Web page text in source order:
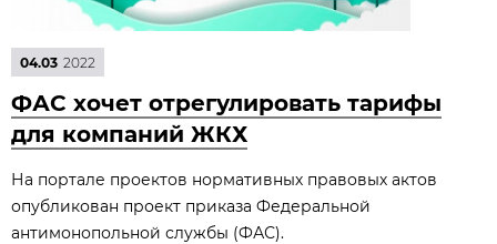
04.03 2022
ФАС хочет отрегулировать тарифы
для компаний ЖКХ
На портале проектов нормативных правовых актов
опубликован проект приказа Федеральной
антимонопольной службы (ФАС).